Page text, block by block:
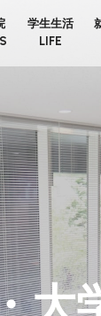
学生生活
LIFE
大